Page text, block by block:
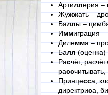
Артиллерия –
Жужжать –
Баллы –
Иммиграция –
Дилемма –
Балл(оценка)
Расчёт,
рассчитывать,
Принцесса,
директриса,